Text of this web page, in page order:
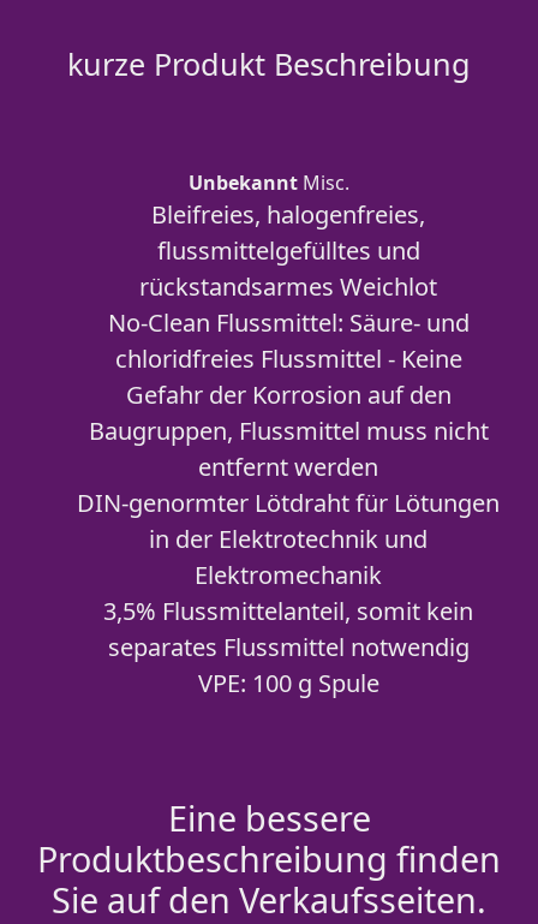
kurze Produkt Beschreibung
Unbekannt Misc.
Bleifreies, halogenfreies,
flussmittelgefülltes und
rückstandsarmes Weichlot
No-Clean Flussmittel: Säure- und
chloridfreies Flussmittel - Keine
Gefahr der Korrosion auf den
Baugruppen, Flussmittel muss nicht
entfernt werden
DIN-genormter Lötdraht für Lötungen
in der Elektrotechnik und
Elektromechanik
3,5% Flussmittelanteil, somit kein
separates Flussmittel notwendig
VPE: 100 g Spule
Eine bessere
Produktbeschreibung finden
Sie auf den Verkaufsseiten.